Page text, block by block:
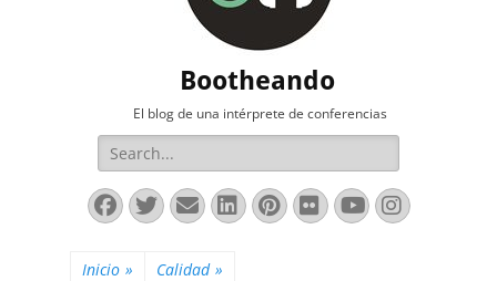
Bootheando
El blog de una intérprete de conferencias
Buscar:
Facebook
Twitter
Correo
electrónico
LinkedIn
Pinterest
FlickrYouTube
Inicio » Calidad »